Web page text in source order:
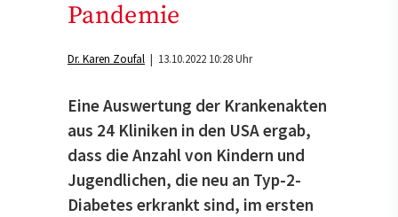
Pandemie
Dr. Karen Zoufal | 13.10.2022 10:28 Uhr
Eine Auswertung der Krankenakten
aus 24 Kliniken in den USA ergab,
dass die Anzahl von Kindern und
Jugendlichen, die neu an Typ-2-
Diabetes erkrankt sind, im ersten